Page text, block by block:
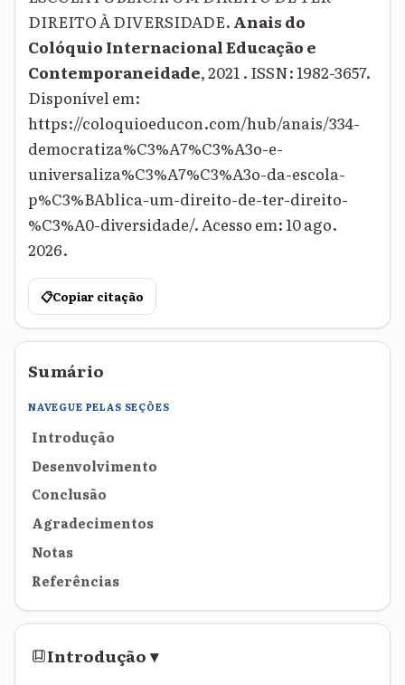
DIREITO À DIVERSIDADE. Anais do
Colóquio Internacional Educação e
Contemporaneidade, 2021 . ISSN: 1982-3657.
Disponível em:
https://coloquioeducon.com/hub/anais/334-
democratiza%C3%A7%C3%A3o-e-
universaliza%C3%A7%C3%A3o-da-escola-
p%C3%BAblica-um-direito-de-ter-direito-
%C3%A0-diversidade/. Acesso em: 10 ago.
2026.
📋Copiar citação
Sumário
NAVEGUE PELAS SEÇÕES
Introdução
Desenvolvimento
Conclusão
Agradecimentos
Notas
Referências
Introdução▾